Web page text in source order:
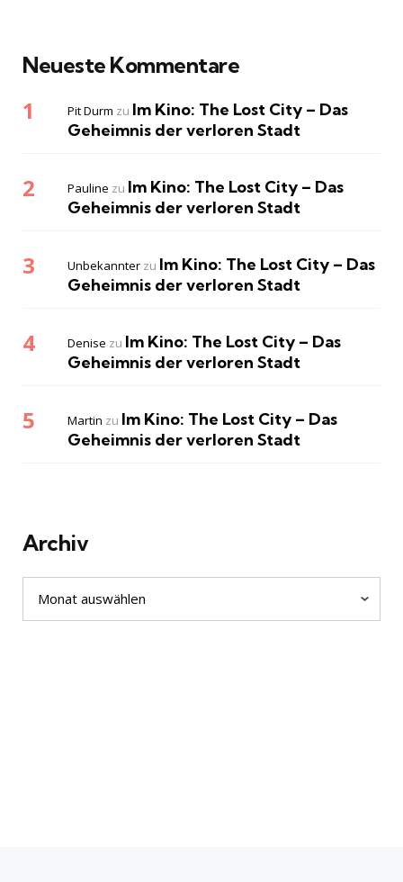
Neueste Kommentare
Pit Durm zu Im Kino: The Lost City – Das
Geheimnis der verloren Stadt
Pauline zu Im Kino: The Lost City – Das
Geheimnis der verloren Stadt
Unbekannter zu Im Kino: The Lost City – Das
Geheimnis der verloren Stadt
Denise zu Im Kino: The Lost City – Das
Geheimnis der verloren Stadt
Martin zu Im Kino: The Lost City – Das
Geheimnis der verloren Stadt
Archiv
Archiv